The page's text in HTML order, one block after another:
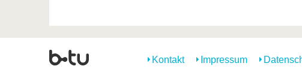
Kontakt Impressum